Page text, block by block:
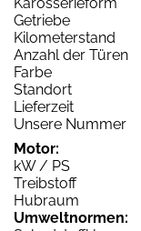
Getriebe
Kilometerstand
Anzahl der Türen
Farbe
Standort
Lieferzeit
Unsere Nummer
Motor:
kW / PS
Treibstoff
Hubraum
Umweltnormen: